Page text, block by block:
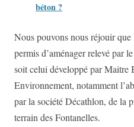
béton ?
Nous pouvons nous réjouir
permis d’aménager relevé par
soit celui développé par Maitre
Environnement, notamment
par la société Décathlon, de la
terrain des Fontanelles.